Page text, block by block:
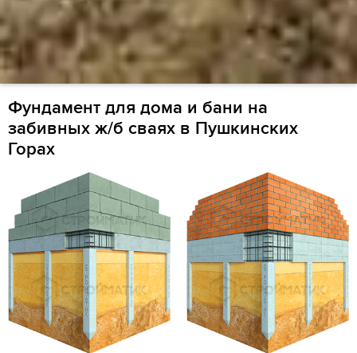
Фундамент для дома и бани на
забивных ж/б сваях в Пушкинских
Горах